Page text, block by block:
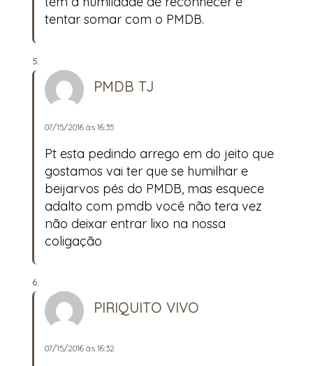
tentar somar com o PMDB.
PMDB TJ
07/15/2016 às 16:35
Pt esta pedindo arrego em do jeito que
gostamos vai ter que se humilhar e
beijarvos pés do PMDB, mas esquece
adalto com pmdb você não tera vez
não deixar entrar lixo na nossa
coligação
PIRIQUITO VIVO
07/15/2016 às 16:32